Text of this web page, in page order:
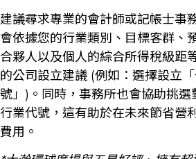
建議尋求專業的會計師或記帳士事
會依據您的行業類別、目標客群、
合夥人以及個人的綜合所得稅級距
的公司設立建議 (例如：選擇設立
號」)。同時，事務所也會協助挑選
行業代號，這有助於在未來節省營
費用。